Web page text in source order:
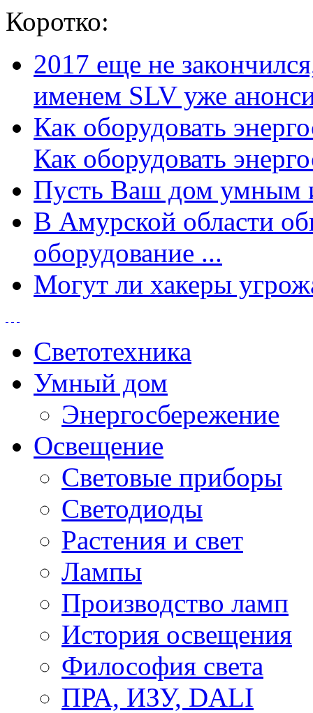
Коротко:
2017 еще не
именем SLV уже
Как оборудовать
Как оборудовать
Пусть Ваш дом умным
В Амурской области
оборудование ...
Могут ли хакеры
Светотехника
Умный дом
Энергосбережение
Освещение
Световые приборы
Светодиоды
Растения и свет
Лампы
Производство ламп
История освещения
Философия света
ПРА, ИЗУ, DALI